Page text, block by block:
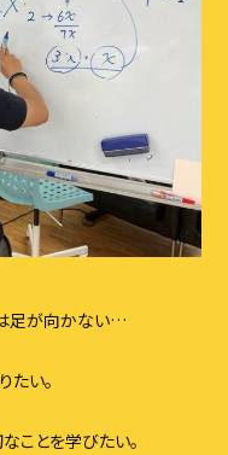
足が向かない…
たい。
ことを学びたい。